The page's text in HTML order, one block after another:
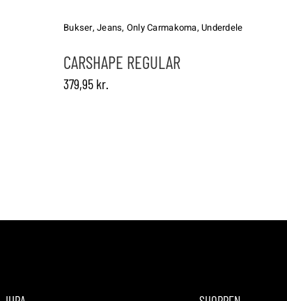
varianter.
Mulighederne
kan
Bukser,Jeans, Only Carmakoma,Underdele
CARSHAPE REGULAR
379,95 kr.